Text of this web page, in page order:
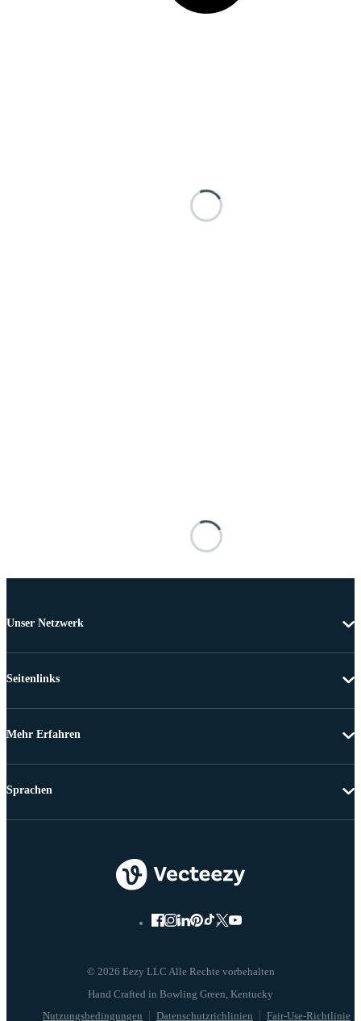
Unser Netzwerk
Seitenlinks
Mehr Erfahren
© 2026 Eezy LLC Alle Rechte vorbehalten
Nutzungsbedingungen Datenschutzrichlinien Fair-Use-Richtlinie
Sprachen